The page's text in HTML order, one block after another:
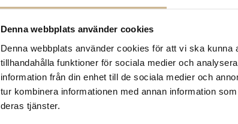
Denna webbplats använder cookies
Denna webbplats använder cookies för att vi ska
tillhandahålla funktioner för sociala medier och
information från din enhet till de sociala medier och
tur kombinera informationen med annan information
deras tjänster.